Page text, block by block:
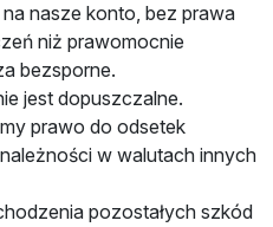
nasze konto, bez prawa
niż prawomocnie
bezsporne.
jest dopuszczalne.
prawo do odsetek
w walutach innych
pozostałych szkód